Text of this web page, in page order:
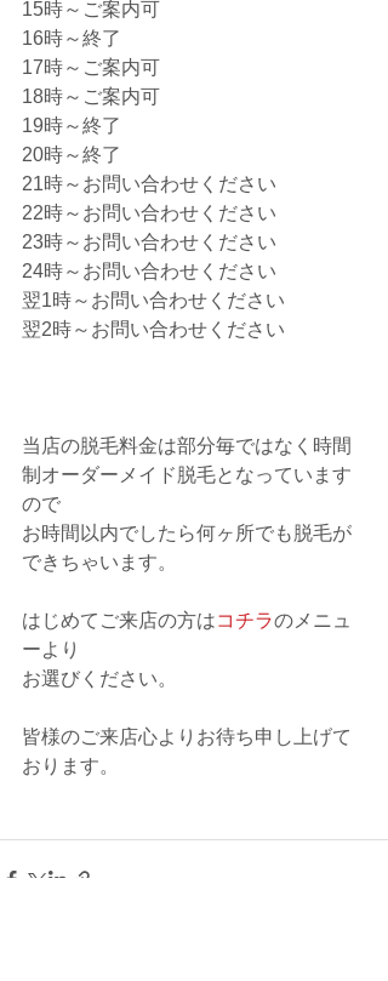
15時～ご案内可
16時～終了
17時～ご案内可
18時～ご案内可
19時～終了
20時～終了
21時～お問い合わせください
22時～お問い合わせください
23時～お問い合わせください
24時～お問い合わせください
翌1時～お問い合わせください
翌2時～お問い合わせください
当店の脱毛料金は部分毎ではなく時間
制オーダーメイド脱毛となっています
ので
お時間以内でしたら何ヶ所でも脱毛が
できちゃいます。
はじめてご来店の方はコチラのメニュ
ーより
お選びください。
皆様のご来店心よりお待ち申し上げて
おります。